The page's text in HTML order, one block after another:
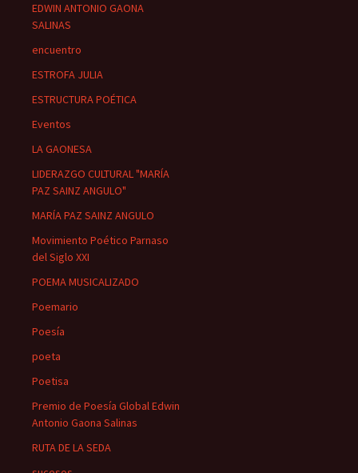
EDWIN ANTONIO GAONA
SALINAS
encuentro
ESTROFA JULIA
ESTRUCTURA POÉTICA
Eventos
LA GAONESA
LIDERAZGO CULTURAL "MARÍA
PAZ SAINZ ANGULO"
MARÍA PAZ SAINZ ANGULO
Movimiento Poético Parnaso
del Siglo XXI
POEMA MUSICALIZADO
Poemario
Poesía
poeta
Poetisa
Premio de Poesía Global Edwin
Antonio Gaona Salinas
RUTA DE LA SEDA